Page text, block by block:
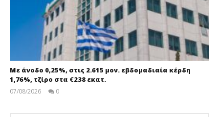
Με άνοδο 0,25%, στις 2.615 μον. εβδομαδιαία κέρδη
1,76%, τζίρο στα €238 εκατ.
07/08/2026
0